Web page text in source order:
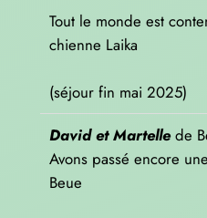
Tout le monde est
chienne Laika
(séjour fin mai 2025)
David et Martelle de
Avons passé encore
Beue